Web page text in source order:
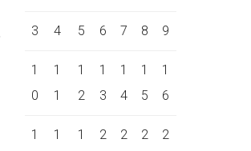
3 4 5 6 7 8 9
1
0
1
1
1
2
1
3
1
4
1
5
1
6
1
1
1
2
2
2
2